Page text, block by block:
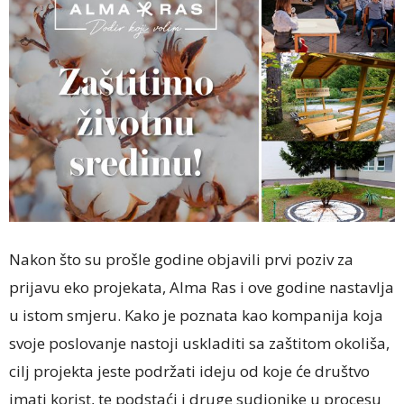
Nakon što su prošle godine objavili prvi poziv za
prijavu eko projekata, Alma Ras i ove godine nastavlja
u istom smjeru. Kako je poznata kao kompanija koja
svoje poslovanje nastoji uskladiti sa zaštitom okoliša,
cilj projekta jeste podržati ideju od koje će društvo
imati korist, te podstaći i druge sudionike u procesu